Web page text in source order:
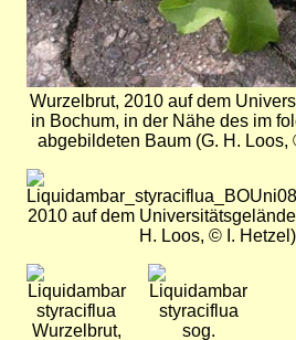
Wurzelbrut, 2010 auf dem
in Bochum, in der Nähe des im
abgebildeten Baum (G. H. Loos,
Bild
2010 auf dem
H. Loos, © I.
Bild
Wurzelbrut,
Bild
sog.